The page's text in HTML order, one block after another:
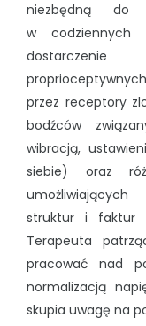
niezbędną do
w codziennych
przez receptory
bodźców
wibracją,
siebie) oraz
struktur i faktur
Terapeuta
pracować nad
normalizacją
skupia uwagę na